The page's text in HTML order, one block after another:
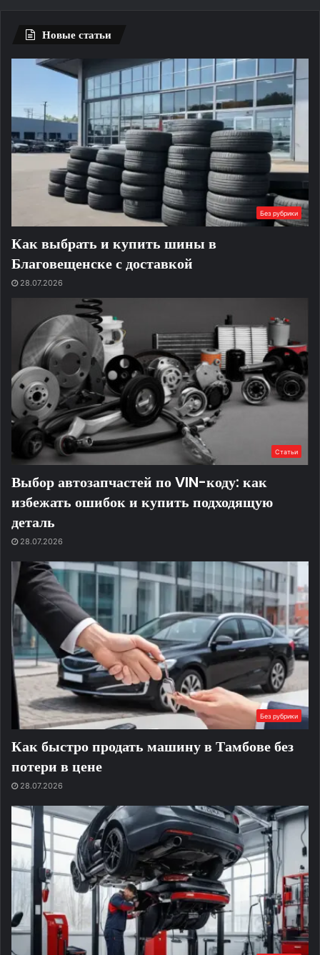
Новые статьи
Без рубрики
Как выбрать и купить шины в
Благовещенске с доставкой
28.07.2026
Статьи
Выбор автозапчастей по VIN-коду: как
избежать ошибок и купить подходящую
деталь
28.07.2026
Без рубрики
Как быстро продать машину в Тамбове без
потери в цене
28.07.2026